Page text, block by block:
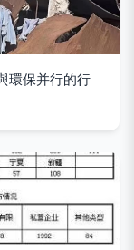
環保并行的行